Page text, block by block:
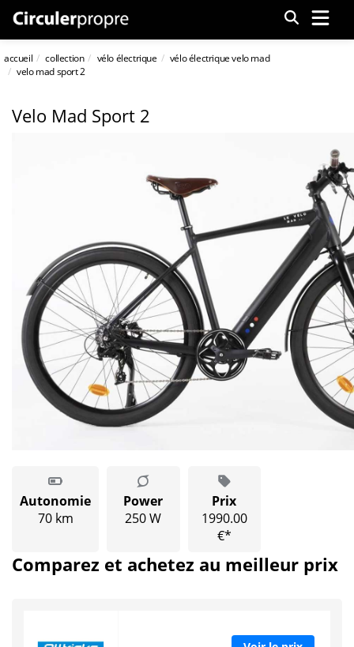
Menu
accueil collection vélo électrique
vélo électrique velo mad
velo mad sport 2
Velo Mad Sport 2
Autonomie
70 km
Power
250 W
Prix
1990.00
€*
Comparez et achetez au meilleur prix